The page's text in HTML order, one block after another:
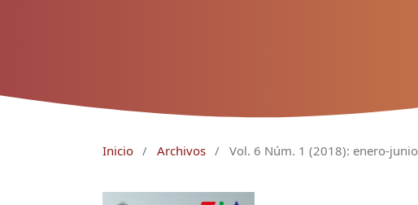
Inicio / Archivos / Vol. 6 Núm. 1 (2018): enero-junio